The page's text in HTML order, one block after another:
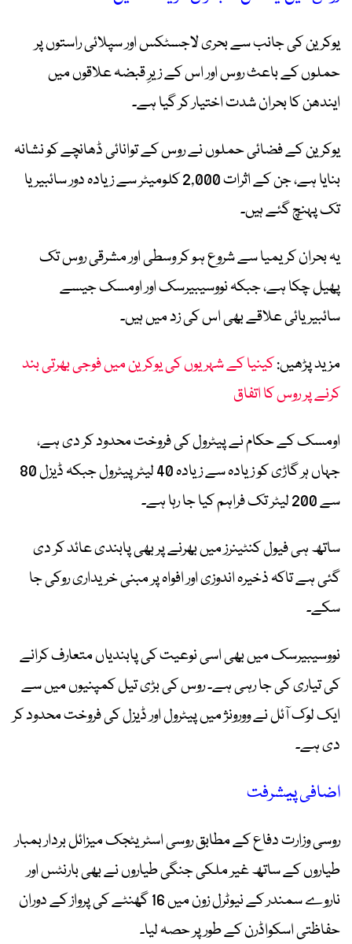
یوکرین کی جانب سے بحری لاجسٹکس اور سپلائی راستوں پر
حملوں کے باعث روس اور اس کے زیرِ قبضہ علاقوں میں
ایندھن کا بحران شدت اختیار کر گیا ہے۔
یوکرین کے فضائی حملوں نے روس کے توانائی ڈھانچے کو نشانہ
بنایا ہے، جن کے اثرات 2,000 کلومیٹر سے زیادہ دور سائبیریا
تک پہنچ گئے ہیں۔
یہ بحران کریمیا سے شروع ہو کر وسطی اور مشرقی روس تک
پھیل چکا ہے، جبکہ نووسیبیرسک اور اومسک جیسے
سائبیریائی علاقے بھی اس کی زد میں ہیں۔
مزید پڑھیں:کینیا کے شہریوں کی یوکرین میں فوجی بھرتی بند
کرنے پر روس کا اتفاق
اومسک کے حکام نے پیٹرول کی فروخت محدود کر دی ہے،
جہاں ہر گاڑی کو زیادہ سے زیادہ 40 لیٹر پیٹرول جبکہ ڈیزل 80
سے 200 لیٹر تک فراہم کیا جا رہا ہے۔
ساتھ ہی فیول کنٹینرز میں بھرنے پر بھی پابندی عائد کر دی
گئی ہے تاکہ ذخیرہ اندوزی اور افواہ پر مبنی خریداری روکی جا
سکے۔
نووسیبیرسک میں بھی اسی نوعیت کی پابندیاں متعارف کرانے
کی تیاری کی جا رہی ہے۔ روس کی بڑی تیل کمپنیوں میں سے
ایک لوک آئل نے وورونژ میں پیٹرول اور ڈیزل کی فروخت محدود کر
دی ہے۔
اضافی پیشرفت
روسی وزارت دفاع کے مطابق روسی اسٹریٹجک میزائل بردار بمبار
طیاروں کے ساتھ غیر ملکی جنگی طیاروں نے بھی بارنٹس اور
ناروے سمندر کے نیوٹرل زون میں 16 گھنٹے کی پرواز کے دوران
حفاظتی اسکواڈرن کے طور پر حصہ لیا۔